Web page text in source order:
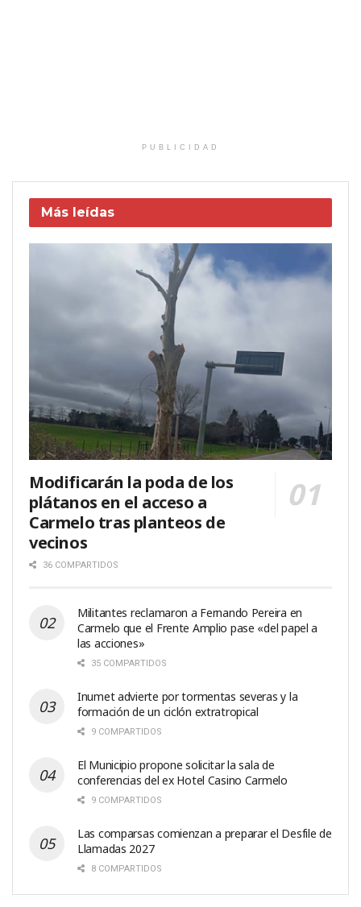
PUBLICIDAD
Más leídas
Modificarán la poda de los
plátanos en el acceso a
Carmelo tras planteos de
vecinos
36 COMPARTIDOS
Militantes reclamaron a Fernando Pereira en
Carmelo que el Frente Amplio pase «del papel a
las acciones»
35 COMPARTIDOS
Inumet advierte por tormentas severas y la
formación de un ciclón extratropical
9 COMPARTIDOS
El Municipio propone solicitar la sala de
conferencias del ex Hotel Casino Carmelo
9 COMPARTIDOS
Las comparsas comienzan a preparar el Desfile de
Llamadas 2027
8 COMPARTIDOS